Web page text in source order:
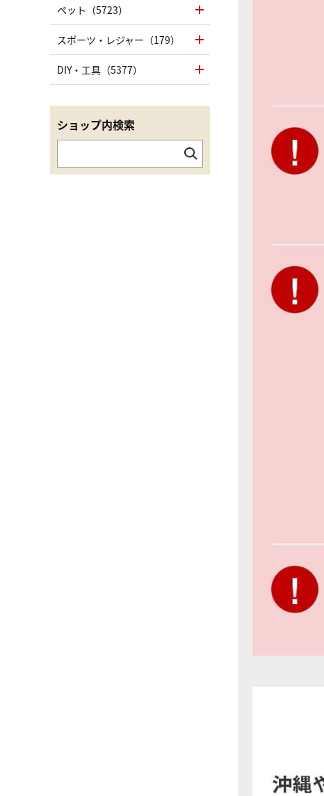
ペット（5723）
スポーツ・レジャー（179）
DIY・工具（5377）
ショップ内検索